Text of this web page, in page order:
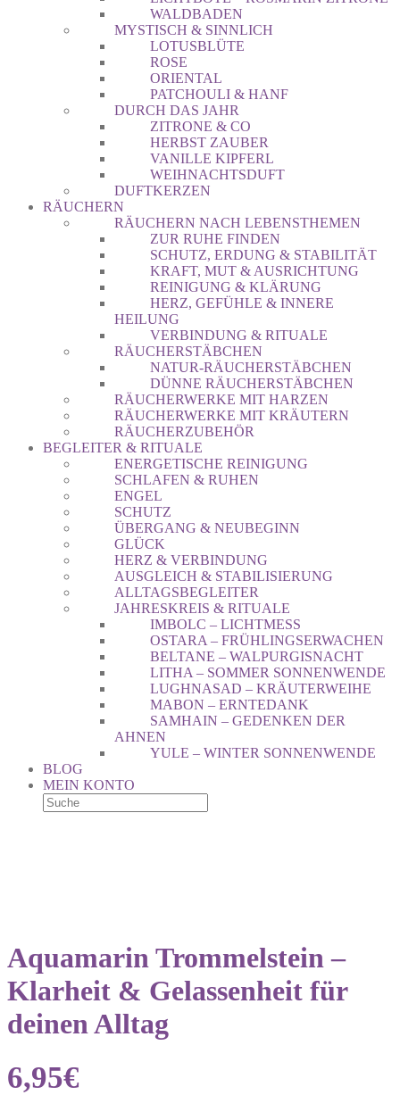
WALDBADEN
MYSTISCH & SINNLICH
LOTUSBLÜTE
ROSE
ORIENTAL
PATCHOULI & HANF
DURCH DAS JAHR
ZITRONE & CO
HERBST ZAUBER
VANILLE KIPFERL
WEIHNACHTSDUFT
DUFTKERZEN
RÄUCHERN
RÄUCHERN NACH LEBENSTHEMEN
ZUR RUHE FINDEN
SCHUTZ, ERDUNG & STABILITÄT
KRAFT, MUT & AUSRICHTUNG
REINIGUNG & KLÄRUNG
HERZ, GEFÜHLE & INNERE
HEILUNG
VERBINDUNG & RITUALE
RÄUCHERSTÄBCHEN
NATUR-RÄUCHERSTÄBCHEN
DÜNNE RÄUCHERSTÄBCHEN
RÄUCHERWERKE MIT HARZEN
RÄUCHERWERKE MIT KRÄUTERN
RÄUCHERZUBEHÖR
BEGLEITER & RITUALE
ENERGETISCHE REINIGUNG
SCHLAFEN & RUHEN
ENGEL
SCHUTZ
ÜBERGANG & NEUBEGINN
GLÜCK
HERZ & VERBINDUNG
AUSGLEICH & STABILISIERUNG
ALLTAGSBEGLEITER
JAHRESKREIS & RITUALE
IMBOLC – LICHTMESS
OSTARA – FRÜHLINGSERWACHEN
BELTANE – WALPURGISNACHT
LITHA – SOMMER SONNENWENDE
LUGHNASAD – KRÄUTERWEIHE
MABON – ERNTEDANK
SAMHAIN – GEDENKEN DER
AHNEN
YULE – WINTER SONNENWENDE
BLOG
MEIN KONTO
Aquamarin Trommelstein –
Klarheit & Gelassenheit für
deinen Alltag
6,95€